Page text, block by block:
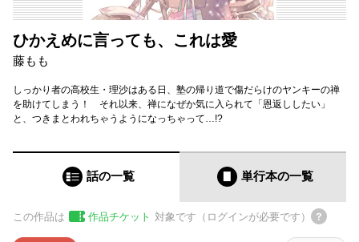
ひかえめに言っても、これは愛
藤もも
しっかり者の高校生・理沙はある日、塾の帰り道で傷だらけのヤンキーの禅
を助けてしまう！ それ以来、禅になぜか気に入られて「恩返ししたい」
と、つきまとわれちゃうようになっちゃって…!?
話の一覧 単行本の一覧
この作品は 作品チケット 対象です（ログインが必要です）